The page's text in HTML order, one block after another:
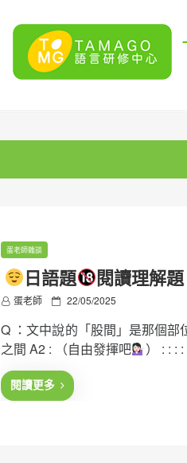
蛋老師雜談
日語題 閱讀理解題
蛋老師
P
s
e
d
o
n
22/05/2025
Q ：文中說的「股間」是那個部
之間 A2 : （自由發揮吧
） : : :
閱讀更多